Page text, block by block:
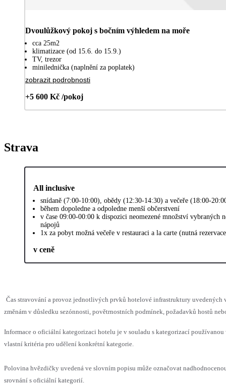
Dvoulůžkový pokoj s bočním výhledem na moře
cca 25m2
klimatizace (od 15.6. do 15.9.)
TV, trezor
minilednička (naplnění za poplatek)
zobrazit podrobnosti
+5 600 Kč /pokoj
Strava
All inclusive
snídaně (7:00-10:00), obědy (12:30-14:30) a večeře (18:00-
během dopoledne a odpoledne menší občerstvení
v čase 09:00-00:00 k dispozici neomezené množství vybraných
nápojů
1x za pobyt možná večeře v restauraci a la carte (nutná
v ceně
Čas stravování a provoz jednotlivých prvků hotelové infrastruktury uvedených
změnám v důsledku sezónnosti, povětrnostních podmínek, požadavků hostů
Informace o oficiální kategorizaci hotelu je v souladu s kategorizací používanou
vlastní kritéria pro udělení konkrétní kategorie.
Polovina hvězdičky uvedená ve slovním popisu může označovat
srovnání s oficiální kategorií.